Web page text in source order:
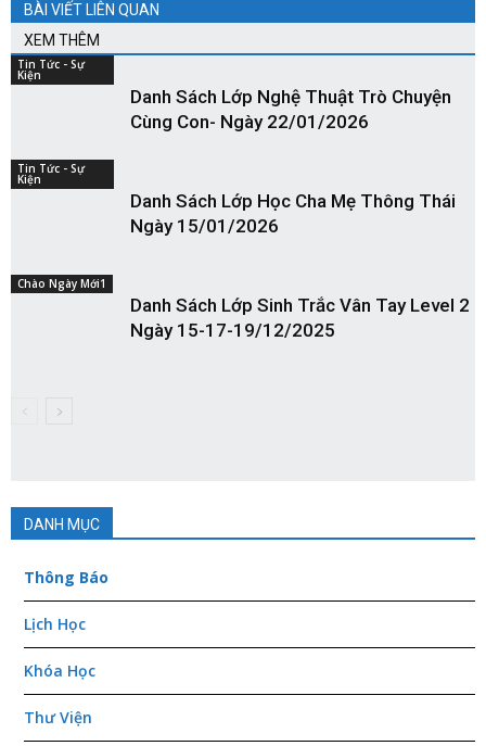
BÀI VIẾT LIÊN QUAN
XEM THÊM
Tin Tức - Sự
Kiện
Danh Sách Lớp Nghệ Thuật Trò Chuyện
Cùng Con- Ngày 22/01/2026
Tin Tức - Sự
Kiện
Danh Sách Lớp Học Cha Mẹ Thông Thái
Ngày 15/01/2026
Chào Ngày Mới1
Danh Sách Lớp Sinh Trắc Vân Tay Level 2
Ngày 15-17-19/12/2025
DANH MỤC
Thông Báo
Lịch Học
Khóa Học
Thư Viện